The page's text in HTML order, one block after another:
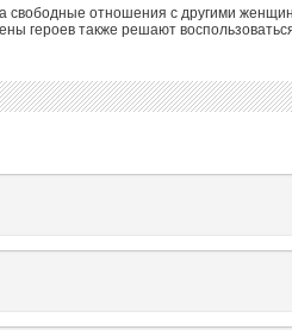
свободные отношения с другими
героев также решают